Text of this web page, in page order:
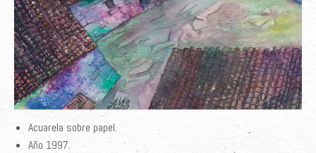
Acuarela sobre papel.
Año 1997.